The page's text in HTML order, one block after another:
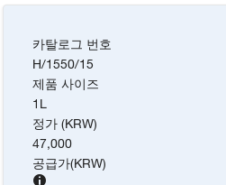
카탈로그 번호
H/1550/15
제품 사이즈
1L
정가 (KRW)
47,000
공급가(KRW)